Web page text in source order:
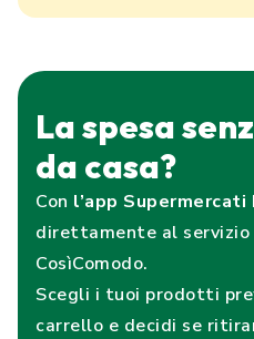
La spesa
da casa?
Con l’app Supermercati
direttamente al servizio
CosìComodo.
Scegli i tuoi prodotti
carrello e decidi se